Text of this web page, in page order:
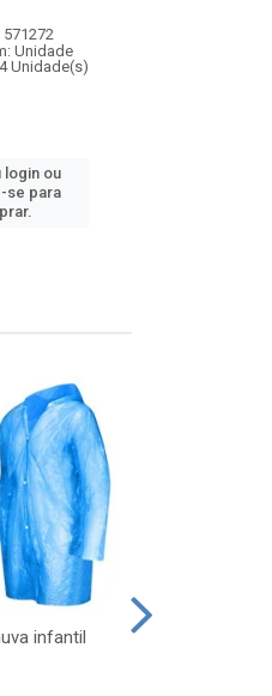
Unidade
Unidade(s)
login ou
se para
infantil